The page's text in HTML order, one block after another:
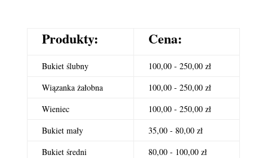
Produkty: Cena:
Bukiet ślubny
100,00 - 250,00 zł
Wiązanka żałobna
100,00 - 250,00 zł
Wieniec
100,00 - 250,00 zł
Bukiet mały
35,00 - 80,00 zł
Bukiet średni
80,00 - 100,00 zł